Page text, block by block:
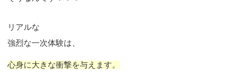
リアルな
強烈な一次体験は、
心身に大きな衝撃を与えます。